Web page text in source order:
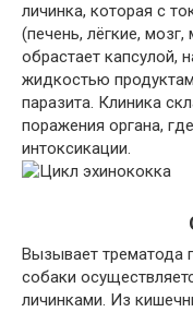
личинка, которая с
(печень, лёгкие,
обрастает капсулой,
жидкостью
паразита. Клиника
поражения органа,
интоксикации.
Вызывает трематода
собаки
личинками. Из